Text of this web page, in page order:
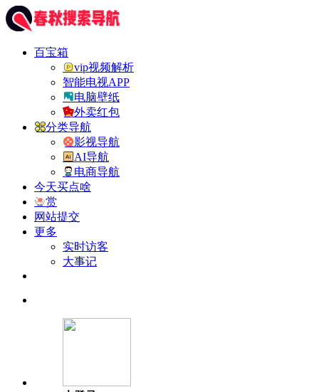
百宝箱
vip视频解析
智能电视APP
电脑壁纸
外卖红包
分类导航
影视导航
AI导航
电商导航
今天买点啥
赏
网站提交
更多
实时访客
大事记